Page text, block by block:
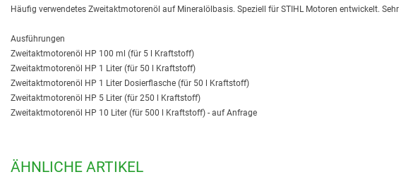
Häufig verwendetes Zweitaktmotorenöl auf Mineralölbasis. Speziell für STIHL Motoren entwickelt.
Ausführungen
Zweitaktmotorenöl HP 100 ml (für 5 l Kraftstoff)
Zweitaktmotorenöl HP 1 Liter (für 50 l Kraftstoff)
Zweitaktmotorenöl HP 1 Liter Dosierflasche (für 50 l Kraftstoff)
Zweitaktmotorenöl HP 5 Liter (für 250 l Kraftstoff)
Zweitaktmotorenöl HP 10 Liter (für 500 l Kraftstoff) - auf Anfrage
ÄHNLICHE ARTIKEL